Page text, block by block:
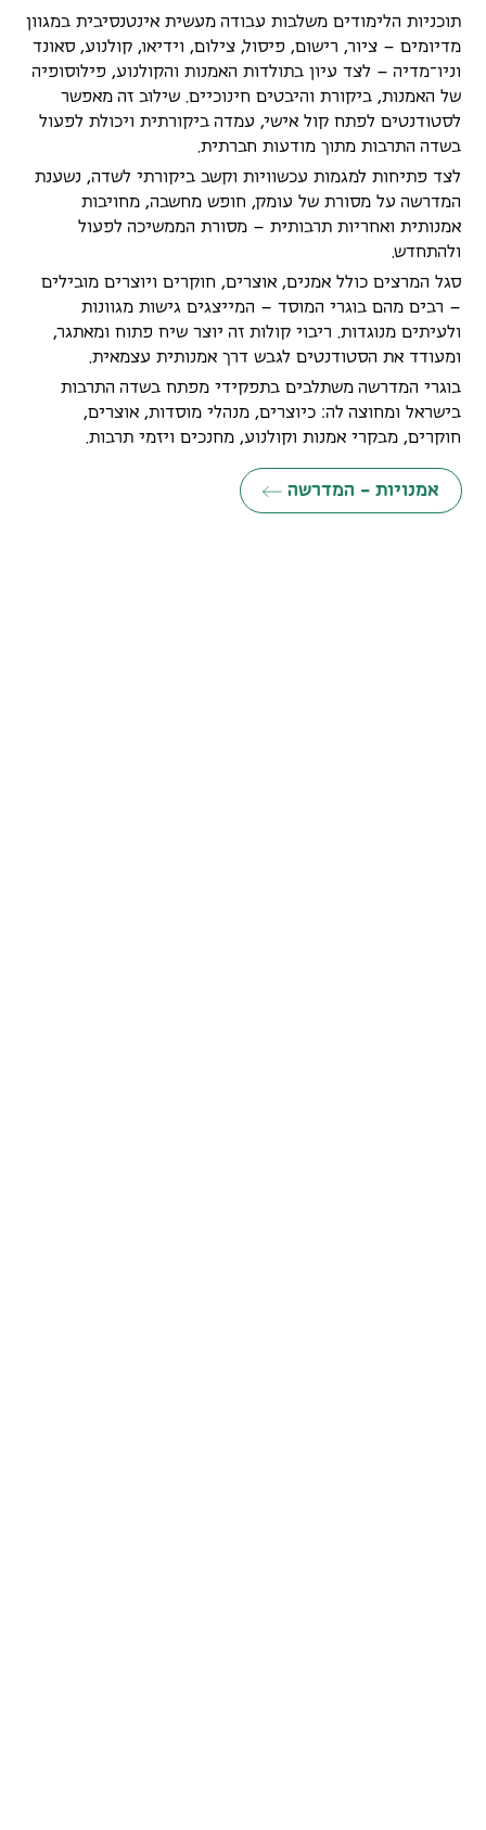
תוכניות הלימודים משלבות עבודה מעשית אינטנסיבית במגוון
מדיומים – ציור, רישום, פיסול, צילום, וידיאו, קולנוע, סאונד
וניו־מדיה – לצד עיון בתולדות האמנות והקולנוע, פילוסופיה
של האמנות, ביקורת והיבטים חינוכיים. שילוב זה מאפשר
לסטודנטים לפתח קול אישי, עמדה ביקורתית ויכולת לפעול
בשדה התרבות מתוך מודעות חברתית.
לצד פתיחות למגמות עכשוויות וקשב ביקורתי לשדה, נשענת
המדרשה על מסורת של עומק, חופש מחשבה, מחויבות
אמנותית ואחריות תרבותית – מסורת הממשיכה לפעול
ולהתחדש.
סגל המרצים כולל אמנים, אוצרים, חוקרים ויוצרים מובילים
– רבים מהם בוגרי המוסד – המייצגים גישות מגוונות
ולעיתים מנוגדות. ריבוי קולות זה יוצר שיח פתוח ומאתגר,
ומעודד את הסטודנטים לגבש דרך אמנותית עצמאית.
בוגרי המדרשה משתלבים בתפקידי מפתח בשדה התרבות
בישראל ומחוצה לה: כיוצרים, מנהלי מוסדות, אוצרים,
חוקרים, מבקרי אמנות וקולנוע, מחנכים ויזמי תרבות.
אמנויות - המדרשה